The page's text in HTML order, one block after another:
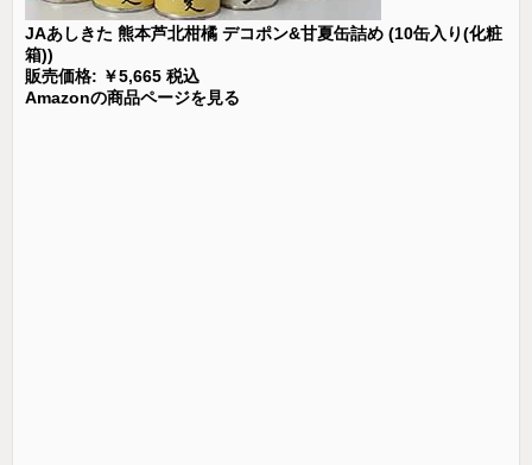
JAあしきた 熊本芦北柑橘 デコポン&甘夏缶詰め (10缶入り(化粧
箱))
販売価格: ￥5,665 税込
Amazonの商品ページを見る